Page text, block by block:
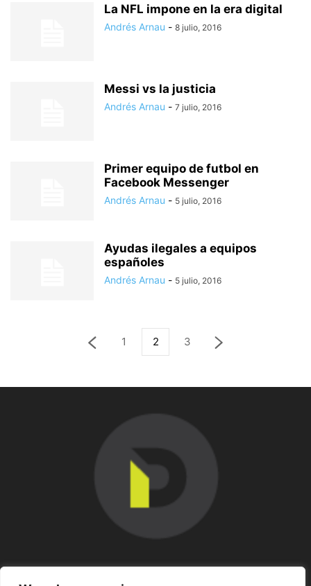
La NFL impone en la era digital
Andrés Arnau - 8 julio, 2016
Messi vs la justicia
Andrés Arnau - 7 julio, 2016
Primer equipo de futbol en
Facebook Messenger
Andrés Arnau - 5 julio, 2016
Ayudas ilegales a equipos
españoles
Andrés Arnau - 5 julio, 2016
1 2 3